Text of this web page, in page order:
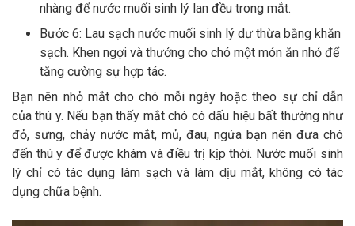
nhàng để nước muối sinh lý lan đều trong mắt.
Bước 6: Lau sạch nước muối sinh lý dư thừa bằng khăn
sạch. Khen ngợi và thưởng cho chó một món ăn nhỏ để
tăng cường sự hợp tác.
Bạn nên nhỏ mắt cho chó mỗi ngày hoặc theo sự chỉ dẫn
của thú y. Nếu bạn thấy mắt chó có dấu hiệu bất thường như
đỏ, sưng, chảy nước mắt, mủ, đau, ngứa bạn nên đưa chó
đến thú y để được khám và điều trị kịp thời. Nước muối sinh
lý chỉ có tác dụng làm sạch và làm dịu mắt, không có tác
dụng chữa bệnh.